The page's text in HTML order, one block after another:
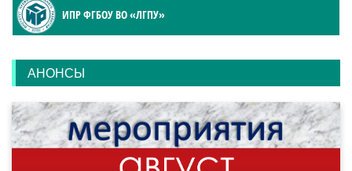
ИПР ФГБОУ ВО «ЛГПУ»
АНОНСЫ